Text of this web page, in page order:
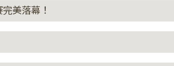
美落幕！